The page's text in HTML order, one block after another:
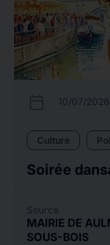
calendar_today 10/07/2026
Culture
Soirée
Source
MAIRIE DE
SOUS-BOIS